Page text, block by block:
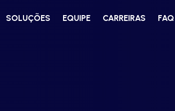
SOLUÇÕES EQUIPE CARREIRAS FAQ